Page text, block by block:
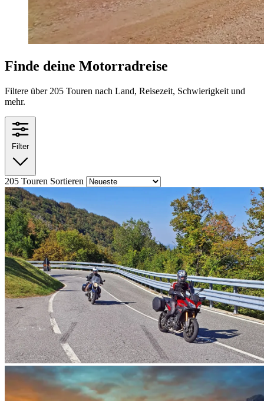
Finde deine Motorradreise
Filtere über 205 Touren nach Land, Reisezeit, Schwierigkeit und
mehr.
Filter
205 Touren Sortieren